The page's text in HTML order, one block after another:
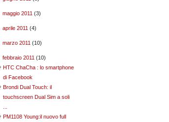
maggio 2011 (3)
aprile 2011 (4)
marzo 2011 (10)
febbraio 2011 (10)
HTC ChaCha : lo smartphone
di Facebook
Brondi Dual Touch: il
touchscreen Dual Sim a soli
PM1108 Young:il nuovo full